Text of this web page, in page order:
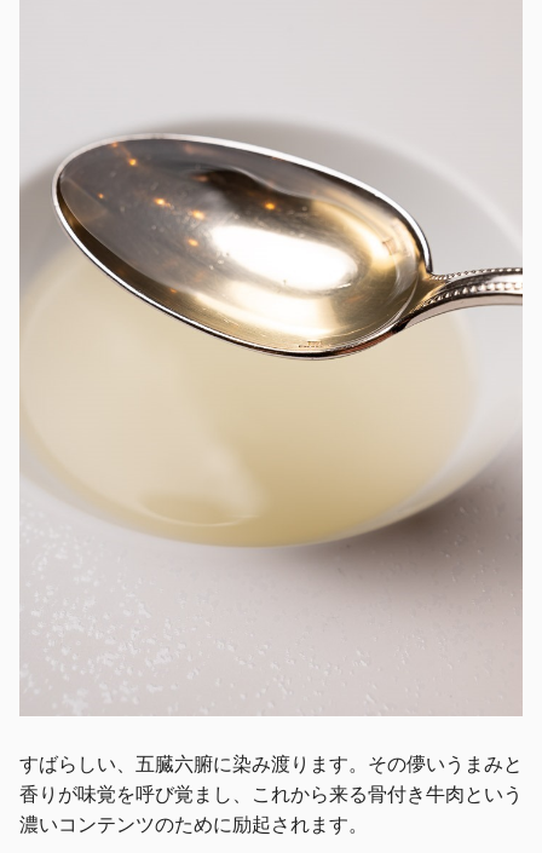
すばらしい、五臓六腑に染み渡ります。その儚いうまみと
香りが味覚を呼び覚まし、これから来る骨付き牛肉という
濃いコンテンツのために励起されます。